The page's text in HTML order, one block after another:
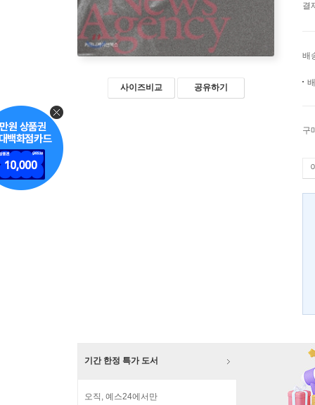
사이즈비교 공유하기
결
배
구
기간 한정 특가 도서
오직, 예스24에서만